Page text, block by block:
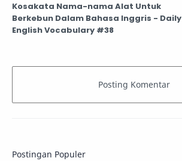
Kosakata Nama-nama Alat Untuk
Berkebun Dalam Bahasa Inggris - Daily
English Vocabulary #38
Postingan Populer